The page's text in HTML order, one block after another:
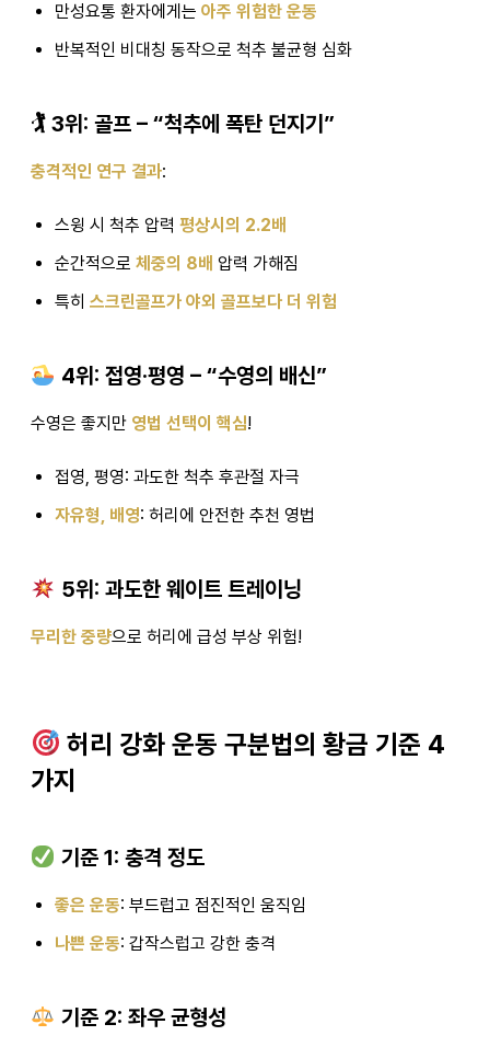
만성요통 환자에게는아주 위험한 운동
반복적인 비대칭 동작으로 척추 불균형 심화
🏌️ 3위: 골프 – “척추에 폭탄 던지기”
충격적인 연구 결과:
스윙 시 척추 압력평상시의 2.2배
순간적으로체중의 8배 압력 가해짐
특히스크린골프가 야외 골프보다 더 위험
4위: 접영·평영 – “수영의 배신”
수영은 좋지만 영법 선택이 핵심!
접영, 평영: 과도한 척추 후관절 자극
자유형, 배영: 허리에 안전한 추천 영법
5위: 과도한 웨이트 트레이닝
무리한 중량으로 허리에 급성 부상 위험!
허리 강화 운동 구분법의 황금 기준 4
가지
기준 1: 충격 정도
좋은 운동: 부드럽고 점진적인 움직임
나쁜 운동: 갑작스럽고 강한 충격
기준 2: 좌우 균형성